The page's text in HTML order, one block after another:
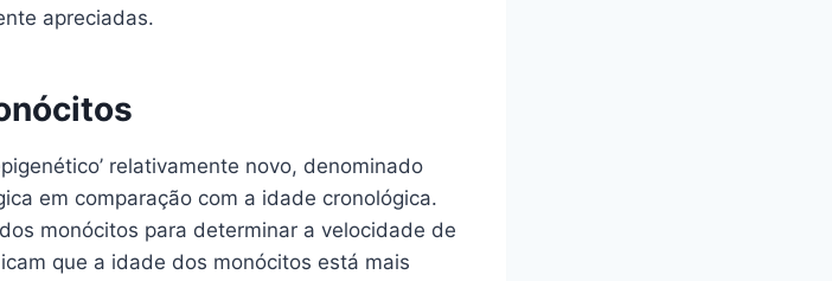
apreciadas.
relativamente novo, denominado
em comparação com a idade cronológica.
monócitos para determinar a velocidade de
que a idade dos monócitos está mais